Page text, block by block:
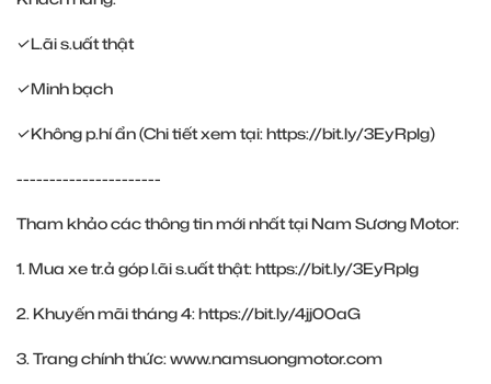
✓L.ãi s.uất thật
✓Minh bạch
✓Không p.hí ẩn (Chi tiết xem tại:https://bit.ly/3EyRplg)
----------------------
Tham khảo các thông tin mới nhất tại Nam Sương Motor:
1. Mua xe tr.ả góp l.ãi s.uất thật:https://bit.ly/3EyRplg
2. Khuyến mãi tháng 4:https://bit.ly/4jj00aG
3. Trang chính thức:www.namsuongmotor.com